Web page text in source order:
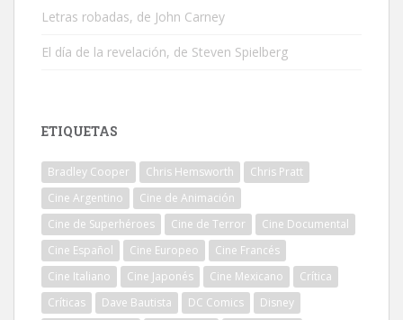
Letras robadas, de John Carney
El día de la revelación, de Steven Spielberg
ETIQUETAS
Bradley Cooper Chris Hemsworth
Chris Pratt
Cine Argentino
Cine de Animación
Cine de Superhéroes
Cine de Terror
Cine Documental
Cine Español
Cine Europeo
Cine Francés
Cine Italiano
Cine Japonés Cine Mexicano
Crítica
Críticas
Dave Bautista DC Comics
Disney